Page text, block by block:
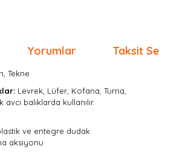
Yorumlar Taksit
Tekne
Levrek, Lüfer, Kofana, Turna,
balıklarda kullanılır.
ve entegre dudak
aksiyonu